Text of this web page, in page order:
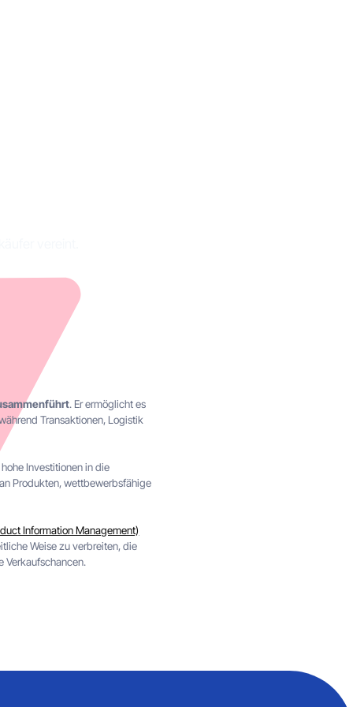
. Er ermöglicht es
Transaktionen, Logistik
Investitionen in die
Produkten, wettbewerbsfähige
Information Management)
Weise zu verbreiten, die
Verkaufschancen.